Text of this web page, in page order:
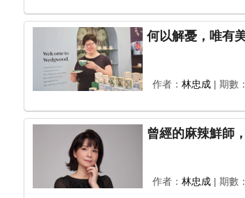
作者： 林忠成 | 期數：
作者： 林忠成 | 期數：